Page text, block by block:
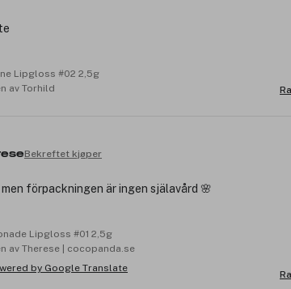
Lipgloss #02 2,5g
av Torhild
Bekreftet kjøper
förpackningen är ingen själavård 🌸
Lipgloss #01 2,5g
av Therese | cocopanda.se